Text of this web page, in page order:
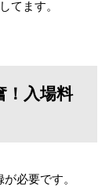
てます。
！入場料
必要です。